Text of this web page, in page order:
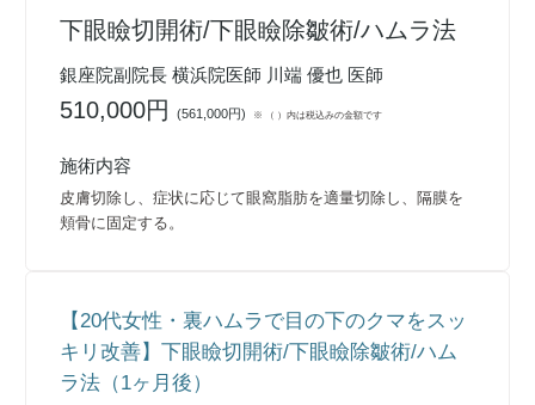
下眼瞼切開術/下眼瞼除皺術/ハムラ法
銀座院副院長 横浜院医師 川端 優也 医師
510,000円(561,000円) ※ （ ）内は税込みの金額です
施術内容
皮膚切除し、症状に応じて眼窩脂肪を適量切除し、隔膜を
頬骨に固定する。
【20代女性・裏ハムラで目の下のクマをスッ
キリ改善】下眼瞼切開術/下眼瞼除皺術/ハム
ラ法（1ヶ月後）